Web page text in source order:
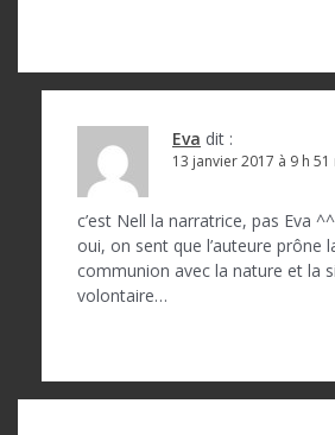
Eva dit :
13 janvier 2017 à 9 h 51
c’est Nell la narratrice, pas Eva ^^
oui, on sent que l’auteure prône
communion avec la nature et la
volontaire…